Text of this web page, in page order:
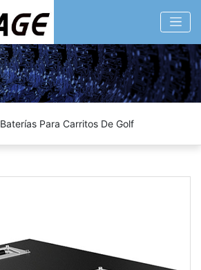
Baterías Para Carritos De Golf